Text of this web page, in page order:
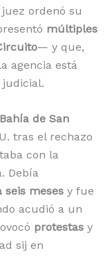
ordenó su
múltiples
— y que,
agencia está
de San
tras el rechazo
con la
Debía
seis meses y fue
acudió a un
protestas y
sij en